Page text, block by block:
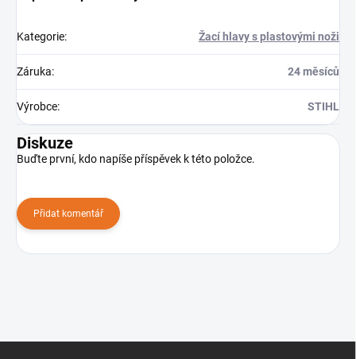
Kategorie: Žací hlavy s plastovými noži
Záruka: 24 měsíců
Výrobce: STIHL
Diskuze
Buďte první, kdo napíše příspěvek k této položce.
Přidat komentář